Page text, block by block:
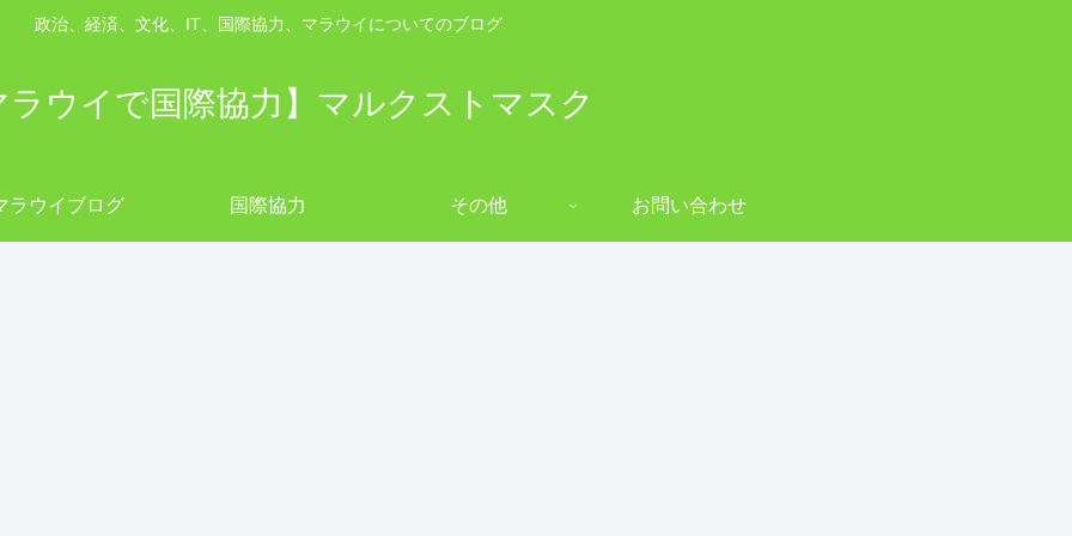
政治、経済、文化、IT、国際協力、マラウイについてのブログ
ラウイで国際協力】マルクストマスク
ラウイブログ 国際協力 その他 お問い合わせ